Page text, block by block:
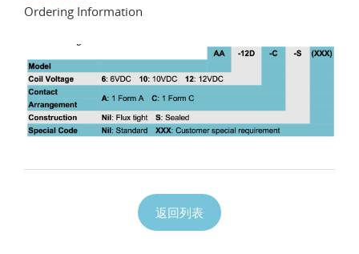
Ordering Information
返回列表